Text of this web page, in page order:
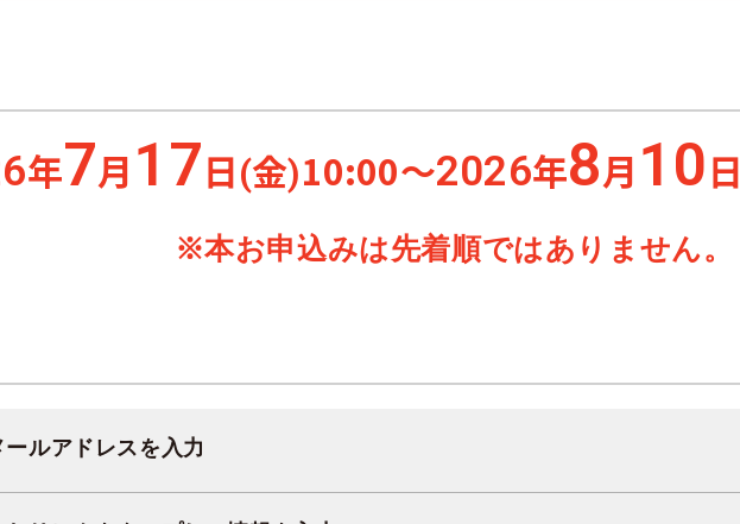
年7月17日(金)10:00〜2026年8月10日
※本お申込みは先着順ではありません。
ルアドレスを入力